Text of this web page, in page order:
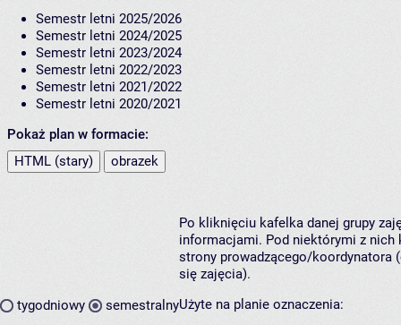
Semestr letni 2025/2026
Semestr letni 2024/2025
Semestr letni 2023/2024
Semestr letni 2022/2023
Semestr letni 2021/2022
Semestr letni 2020/2021
Pokaż plan w formacie:
HTML (stary)
obrazek
tygodniowy semestralny
Po kliknięciu kafelka danej grupy
informacjami. Pod niektórymi z nich
strony prowadzącego/koordynatora
się zajęcia).
Użyte na planie oznaczenia: